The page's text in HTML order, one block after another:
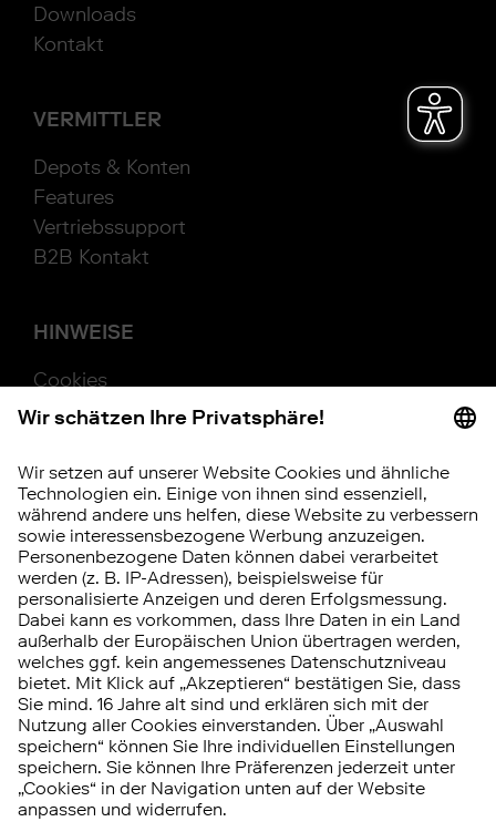
Downloads
Kontakt
VERMITTLER
Depots & Konten
Features
Vertriebssupport
B2B Kontakt
HINWEISE
Cookies
Beschwerde
Hinweisgebersystem
Vertrag widerrufen
RISIKOHINWEIS
Investitionen in Wertpapiere, Tages- und
Festgeld unterliegen bestimmten Risiken.
Diese können kumuliert oder einzeln auftreten.
DieChancen und Risikenim Überblick.
© 2026 FNZ Bank